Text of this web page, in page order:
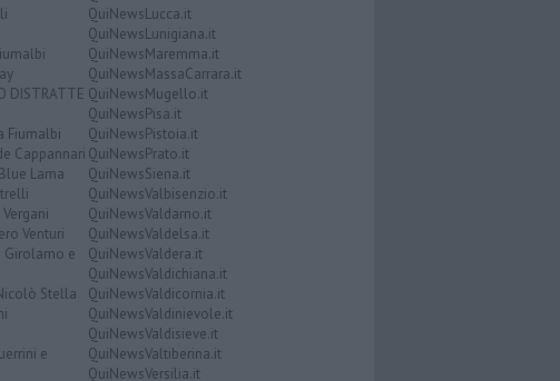
DISTRATTE
Fiumalbi
Cappannari
Lama
Venturi
Girolamo e
Stella
e
QuiNewsLucca.it
QuiNewsLunigiana.it
QuiNewsMaremma.it
QuiNewsMassaCarrara.it
QuiNewsMugello.it
QuiNewsPisa.it
QuiNewsPistoia.it
QuiNewsPrato.it
QuiNewsSiena.it
QuiNewsValbisenzio.it
QuiNewsValdarno.it
QuiNewsValdelsa.it
QuiNewsValdera.it
QuiNewsValdichiana.it
QuiNewsValdicornia.it
QuiNewsValdinievole.it
QuiNewsValdisieve.it
QuiNewsValtiberina.it
QuiNewsVersilia.it